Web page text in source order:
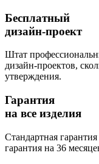
Бесплатный
дизайн-проект
Штат
дизайн-проектов,
утверждения.
Гарантия
на все изделия
Стандартная
гарантия на 36